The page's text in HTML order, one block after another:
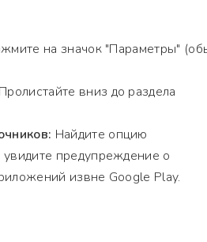
на значок "Параметры"
Пролистайте вниз до раздела
Найдите опцию
предупреждение о
извне Google Play.